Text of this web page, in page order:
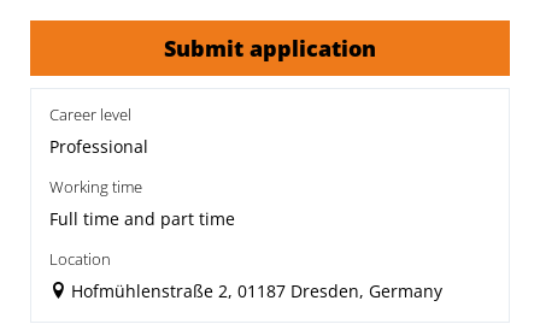
Submit application
Career level
Professional
Working time
Full time and part time
Location
Hofmühlenstraße 2, 01187 Dresden, Germany